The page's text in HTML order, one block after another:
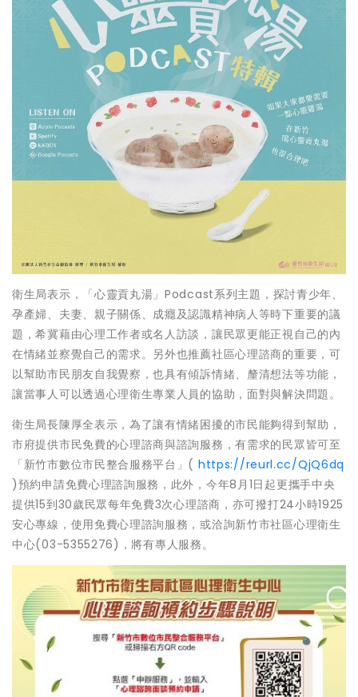
衛生局表示，「心靈貢丸湯」Podcast系列主題，探討青少年、
孕產婦、夫妻、親子關係、成癮及認識精神病人等時下重要的議
題，希冀藉由心理工作者或名人訪談，讓民眾更能正視自己的內
在情緒並察覺自己的需求。另外也推薦社區心理諮商的重要，可
以幫助市民朋友自我覺察，也具有傾訴情緒、釐清想法等功能，
讓當事人可以透過心理衛生專業人員的協助，面對與解決問題。
衛生局長陳厚全表示，為了讓有情緒困擾的市民能夠得到幫助，
市府提供市民免費的心理諮商與諮詢服務，有需求的民眾皆可至
「新竹市數位市民整合服務平台」( https://reurl.cc/QjQ6dq
)預約申請免費心理諮詢服務，此外，今年8月1日起更攜手中央
提供15到30歲民眾每年免費3次心理諮商，亦可撥打24小時1925
安心專線，使用免費心理諮詢服務，或洽詢新竹市社區心理衛生
中心(03-5355276)，將有專人服務。